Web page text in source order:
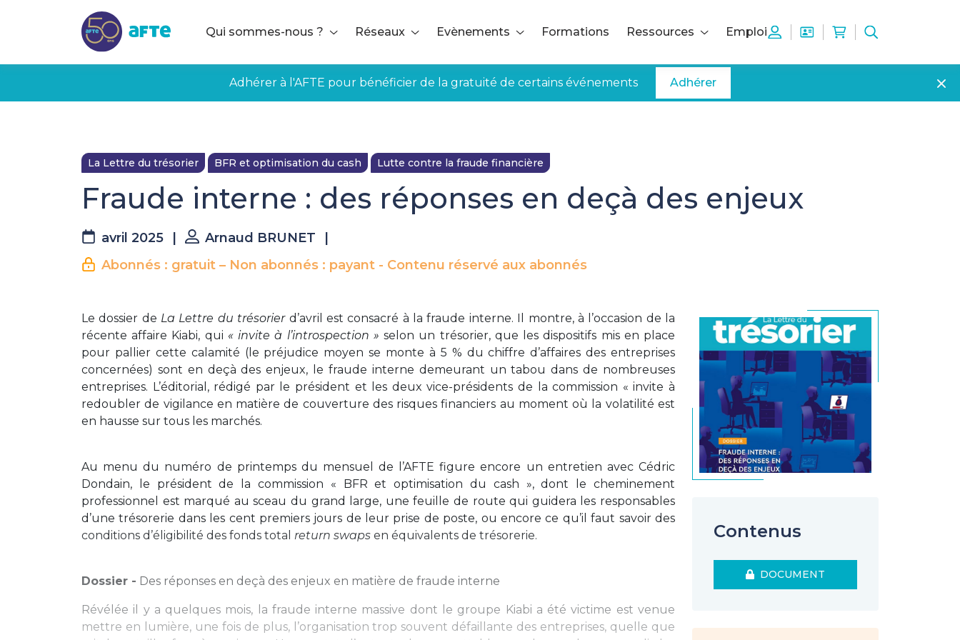
Qui sommes-nous ? Réseaux Evènements Formations Ressources Emploi
Adhérer à l'AFTE pour bénéficier de la gratuité de certains événements Adhérer
La Lettre du trésorier BFR et optimisation du cash Lutte contre la fraude financière
Fraude interne : des réponses en deçà des enjeux
avril 2025 Arnaud BRUNET
Abonnés : gratuit – Non abonnés : payant - Contenu réservé aux abonnés
Le dossier de La Lettre du trésorier d’avril est consacré à la fraude interne. Il montre, à l’occasion de la
récente affaire Kiabi, qui « invite à l’introspection »selon un trésorier, que les dispositifs mis en place
pour pallier cette calamité (le préjudice moyen se monte à 5 % du chiffre d’affaires des entreprises
concernées) sont en deçà des enjeux, le fraude interne demeurant un tabou dans de nombreuses
entreprises. L’éditorial, rédigé par le président et les deux vice-présidents de la commission « invite à
redoubler de vigilance en matière de couverture des risques financiers au moment où la volatilité est
en hausse sur tous les marchés.
Au menu du numéro de printemps du mensuel de l’AFTE figure encore un entretien avec Cédric
Dondain, le président de la commission « BFR et optimisation du cash », dont le cheminement
professionnel est marqué au sceau du grand large, une feuille de route qui guidera les responsables
d’une trésorerie dans les cent premiers jours de leur prise de poste, ou encore ce qu’il faut savoir des
conditions d’éligibilité des fonds total return swaps en équivalents de trésorerie.
Dossier - Des réponses en deçà des enjeux en matière de fraude interne
Révélée il y a quelques mois, la fraude interne massive dont le groupe Kiabi a été victime est venue
mettre en lumière, une fois de plus, l’organisation trop souvent défaillante des entreprises, quelle que
Contenus
DOCUMENT